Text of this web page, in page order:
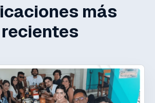
más
recientes